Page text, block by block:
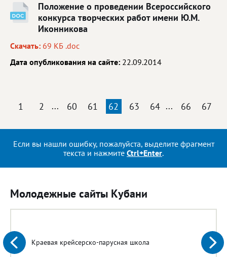
Положение о проведении Всероссийского
конкурса творческих работ имени Ю.М.
Иконникова
Скачать: 69 КБ .doc
Дата опубликования на сайте: 22.09.2014
1 2 ... 60 61 62 63 64 ... 66 67
Если вы нашли ошибку, пожалуйста, выделите фрагмент
текста и нажмите Ctrl+Enter.
Молодежные сайты Кубани
Краевая крейсерско-парусная школа